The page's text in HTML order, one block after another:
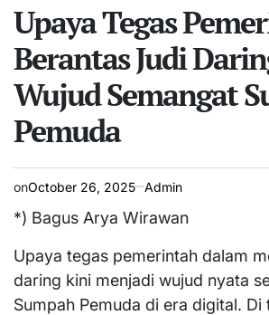
Upaya Tegas
Berantas Judi
Wujud Semangat
Pemuda
onOctober 26, 2025 Admin
*) Bagus Arya Wirawan
Upaya tegas pemerintah dalam
daring kini menjadi wujud nyata
Sumpah Pemuda di era digital. Di